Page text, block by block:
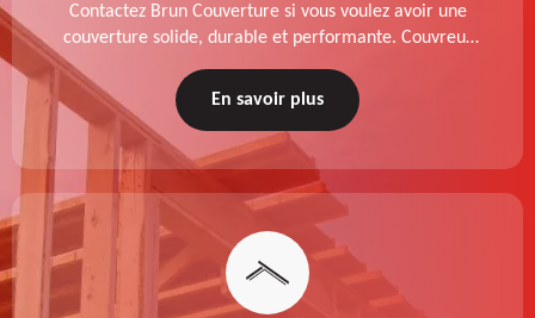
Contactez Brun Couverture si vous voulez avoir une
couverture solide, durable et performante. Couvreur
zingueur charpentier dans le 19 Corrèze, nos services
de qualité sont accessibles au meilleur prix.
En savoir plus